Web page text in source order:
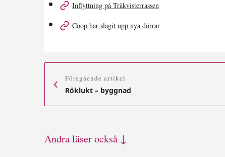
Inflyttning på Träkvisterrassen
Coop har slagit upp nya dörrar
Föregående artikel
Röklukt – byggnad
Andra läser också ↓